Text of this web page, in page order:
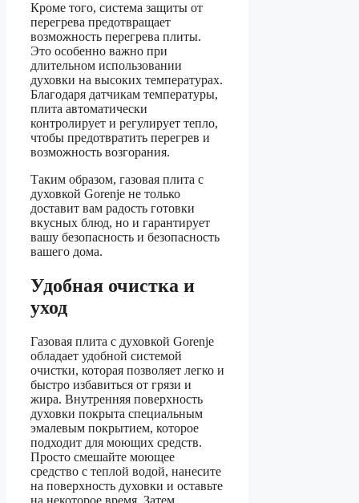
Кроме того, система защиты от
перегрева предотвращает
возможность перегрева плиты.
Это особенно важно при
длительном использовании
духовки на высоких температурах.
Благодаря датчикам температуры,
плита автоматически
контролирует и регулирует тепло,
чтобы предотвратить перегрев и
возможность возгорания.
Таким образом, газовая плита с
духовкой Gorenje не только
доставит вам радость готовки
вкусных блюд, но и гарантирует
вашу безопасность и безопасность
вашего дома.
Удобная очистка и
уход
Газовая плита с духовкой Gorenje
обладает удобной системой
очистки, которая позволяет легко и
быстро избавиться от грязи и
жира. Внутренняя поверхность
духовки покрыта специальным
эмалевым покрытием, которое
подходит для моющих средств.
Просто смешайте моющее
средство с теплой водой, нанесите
на поверхность духовки и оставьте